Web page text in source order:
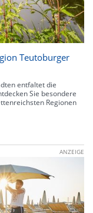
Teutoburger
entfaltet die
Sie besondere
Regionen
ANZEIGE